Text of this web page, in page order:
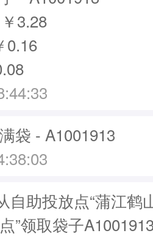
3.28
0.16
袋 - A1001913
自助投放点“蒲江鹤
”领取袋子